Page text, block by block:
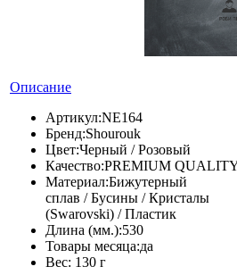
Описание
Артикул:NE164
Бренд:Shourouk
Цвет:Черный / Розовый
Качество:PREMIUM
Материал:Бижутерный
сплав / Бусины / Кристалы
(Swarovski) / Пластик
Длина (мм.):530
Товары месяца:да
Вес: 130 г